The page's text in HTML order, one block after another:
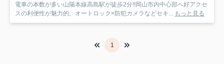
電車の本数が多い山陽本線高島駅が徒歩2分!!岡山市内中心部へ好アクセ
スの利便性が魅力的。オートロック×防犯カメラなどセキ...
もっと見る
1